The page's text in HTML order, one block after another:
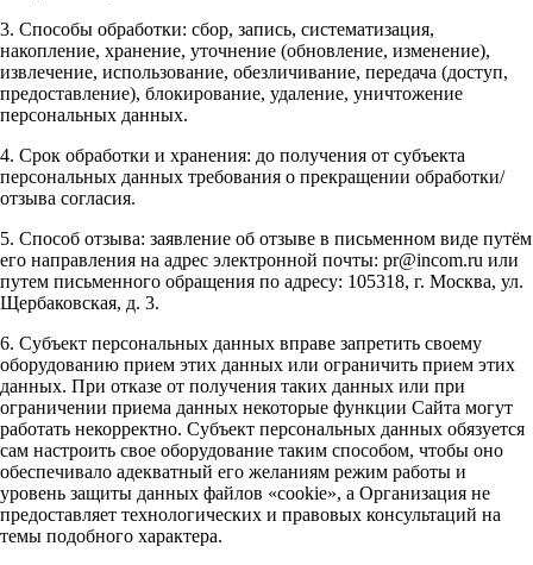
3. Способы обработки: сбор, запись, систематизация,
накопление, хранение, уточнение (обновление, изменение),
извлечение, использование, обезличивание, передача (доступ,
предоставление), блокирование, удаление, уничтожение
персональных данных.
4. Срок обработки и хранения: до получения от субъекта
персональных данных требования о прекращении обработки/
отзыва согласия.
5. Способ отзыва: заявление об отзыве в письменном виде путём
его направления на адрес электронной почты: pr@incom.ru или
путем письменного обращения по адресу: 105318, г. Москва, ул.
Щербаковская, д. 3.
6. Субъект персональных данных вправе запретить своему
оборудованию прием этих данных или ограничить прием этих
данных. При отказе от получения таких данных или при
ограничении приема данных некоторые функции Сайта могут
работать некорректно. Субъект персональных данных обязуется
сам настроить свое оборудование таким способом, чтобы оно
обеспечивало адекватный его желаниям режим работы и
уровень защиты данных файлов «cookie», а Организация не
предоставляет технологических и правовых консультаций на
темы подобного характера.